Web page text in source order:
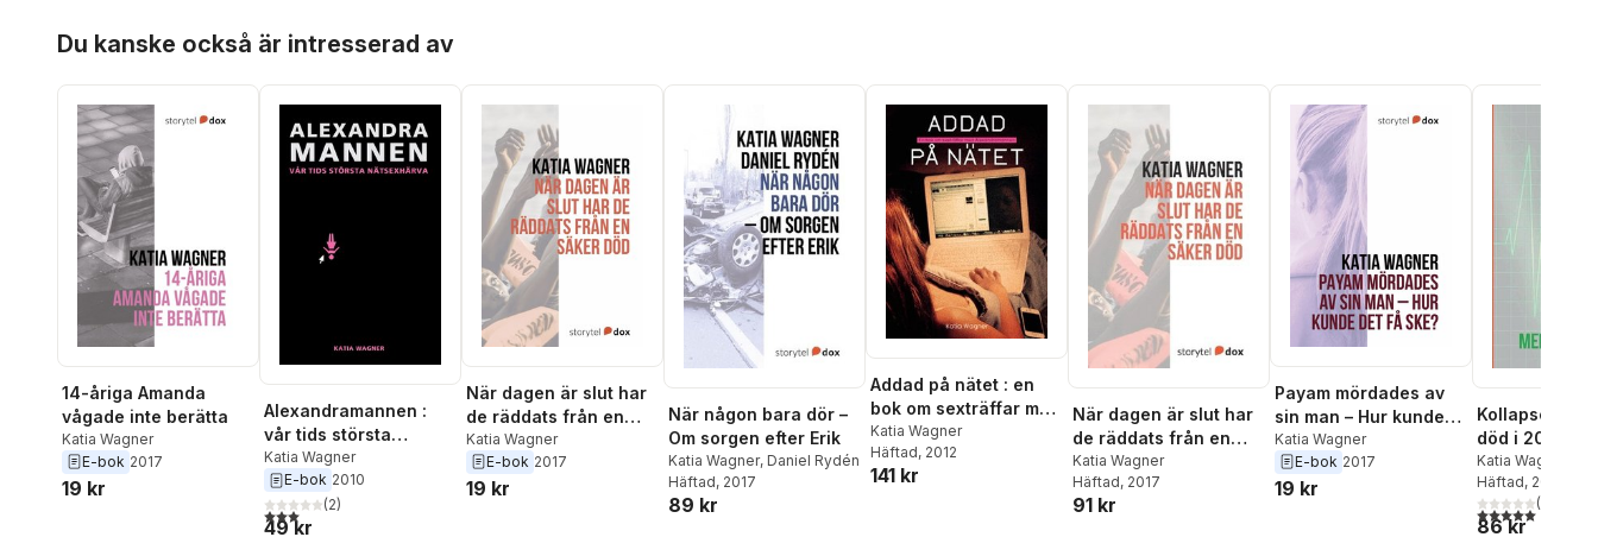
Du kanske också är intresserad av
14-åriga Amanda
vågade inte berätta
Katia Wagner
E-bok 2017
19 kr
Alexandramannen :
vår tids största
nätsexhärva
Katia Wagner
E-bok 2010
3,0utav 5 stjärnor. Totalt antal röster:
(2)
49 kr
När dagen är slut har
de räddats från en
säker död
Katia Wagner
E-bok 2017
19 kr
När någon bara dör –
Om sorgen efter Erik
Katia Wagner, Daniel Rydén
Häftad, 2017
89 kr
Addad på nätet : en
bok om sexträffar med
Alexandramannen
Katia Wagner
Häftad, 2012
141 kr
När dagen är slut har
de räddats från en
säker död
Katia Wagner
Häftad, 2017
91 kr
Payam mördades av
sin man – Hur kunde
det få ske?
Katia Wagner
E-bok 2017
19 kr
Kollapsen :
död i 20
kom tillbaka
Katia Wagner
Häftad, 2017
5,0utav 5(
86 kr